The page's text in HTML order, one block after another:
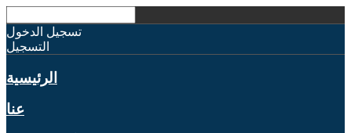
تسجيل الدخول
التسجيل
الرئيسية
عنا